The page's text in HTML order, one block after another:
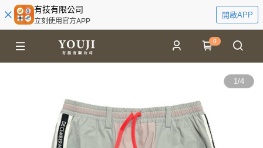
有技有限公司
立刻使用官方APP
開啟APP
0
1/4